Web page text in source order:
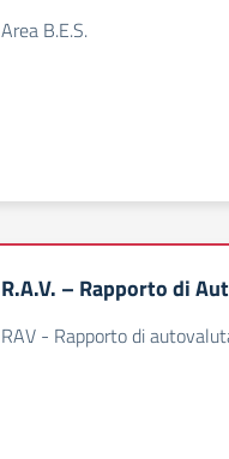
Area B.E.S.
R.A.V. – Rapporto di
RAV - Rapporto di